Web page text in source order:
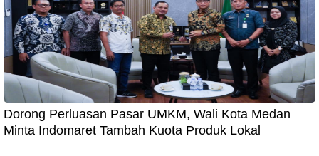
Dorong Perluasan Pasar UMKM, Wali Kota Medan
Minta Indomaret Tambah Kuota Produk Lokal